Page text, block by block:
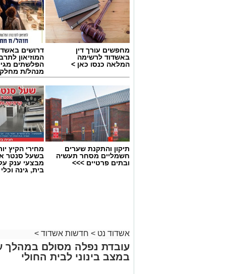
.
חובשי איחוד הצלה אושר אביטן, משה
מחפשים עורך דין
באשדוד לרשימה
המלאה כנסו כאן >
דרושים
המוזיאון
הפלשתים
מנהל/ת
תיקון והתקנת שערים
חשמליים מסחר תעשיה
ובתים פרטיים >>>
מחירי הקיץ
בשעל סנטר
מבצעי ענק
בית, גינה
אשדוד נט > חדשות אשדוד >
עובדת נפלה מסולם במהלך
במצב בינוני לבית החולי